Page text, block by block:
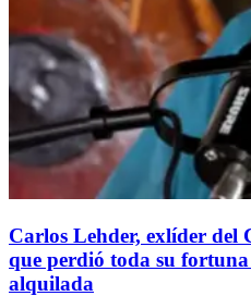
Carlos Lehder, exlíder del
que perdió toda su
alquilada